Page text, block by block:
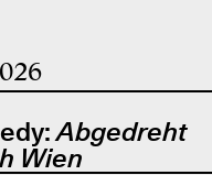
Abgedreht
Wien